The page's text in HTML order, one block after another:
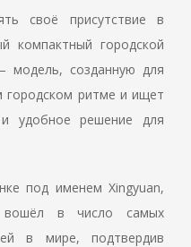
своё присутствие в
компактный городской
модель, созданную для
городском ритме и ищет
удобное решение для
под именем Xingyuan,
в число самых
в мире, подтвердив